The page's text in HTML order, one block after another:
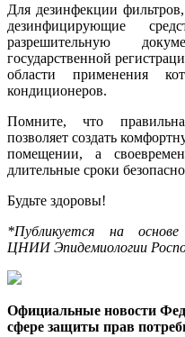
Для дезинфекции
дезинфицирующие
разрешительную
государственной
области применения
кондиционеров.
Помните, что
позволяет создать
помещении, а
длительные сроки
Будьте здоровы!
*Публикуется на основе
ЦНИИ Эпидемиологии
Официальные новости
сфере защиты прав